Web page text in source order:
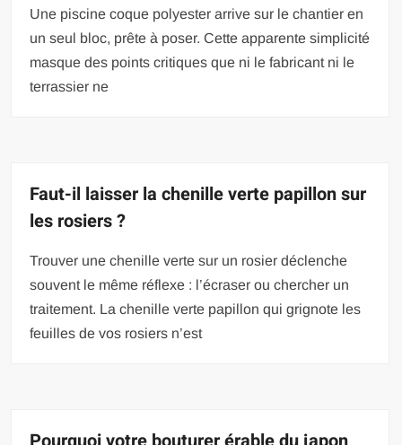
Une piscine coque polyester arrive sur le chantier en
un seul bloc, prête à poser. Cette apparente simplicité
masque des points critiques que ni le fabricant ni le
terrassier ne
Faut-il laisser la chenille verte papillon sur
les rosiers ?
Trouver une chenille verte sur un rosier déclenche
souvent le même réflexe : l’écraser ou chercher un
traitement. La chenille verte papillon qui grignote les
feuilles de vos rosiers n’est